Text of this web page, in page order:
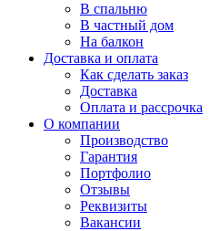
В спальню
В частный дом
На балкон
Доставка и оплата
Как сделать заказ
Доставка
Оплата и рассрочка
О компании
Производство
Гарантия
Портфолио
Отзывы
Реквизиты
Вакансии